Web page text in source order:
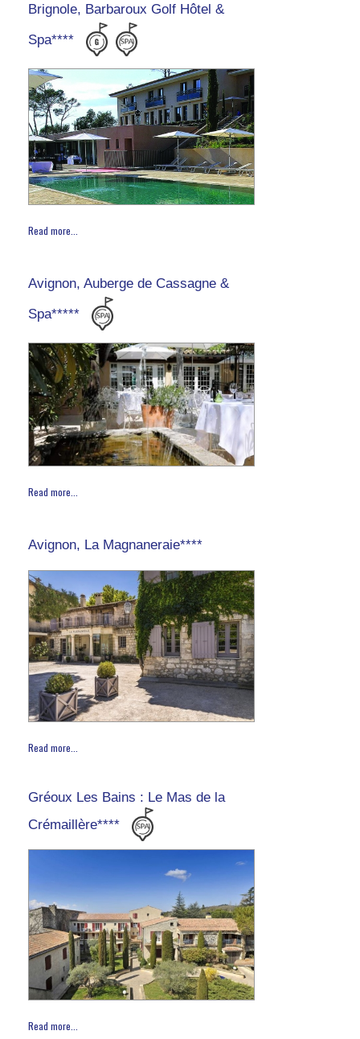
Brignole, Barbaroux Golf Hôtel &
Spa****
Read more...
Avignon, Auberge de Cassagne &
Spa*****
Read more...
Avignon, La Magnaneraie****
Read more...
Gréoux Les Bains : Le Mas de la
Crémaillère****
Read more...